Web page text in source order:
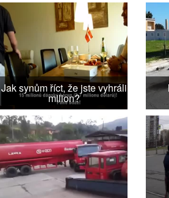
Jak synům říct, že jste vyhráli
milion?